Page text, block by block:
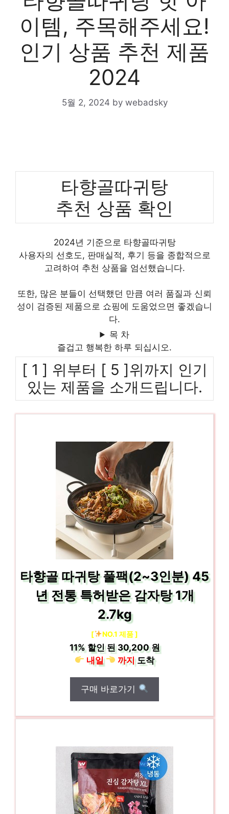
이템, 주목해주세요!
인기 상품 추천 제품
2024
5월 2, 2024 by webadsky
타향골따귀탕
추천 상품 확인
2024년 기준으로 타향골따귀탕
사용자의 선호도, 판매실적, 후기 등을 종합적으로
고려하여 추천 상품을 엄선했습니다.
또한, 많은 분들이 선택했던 만큼 여러 품질과 신뢰
성이 검증된 제품으로 쇼핑에 도움었으면 좋겠습니
다.
목 차
즐겁고 행복한 하루 되십시오.
[ 1 ] 위부터 [ 5 ]위까지 인기
있는 제품을 소개드립니다.
타향골 따귀탕 풀팩(2~3인분) 45
년 전통 특허받은 감자탕 1개
2.7kg
[ NO.1 제품 ]
11%할인 된30,200 원
내일
까지도착
구매 바로가기